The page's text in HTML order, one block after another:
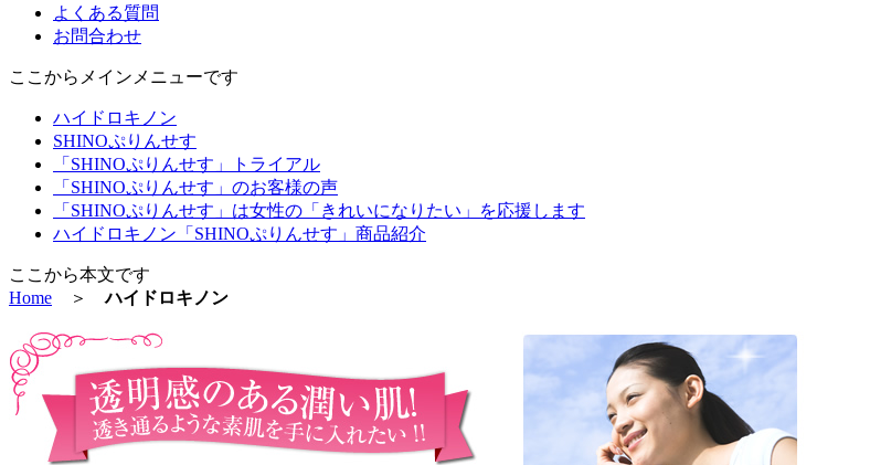
よくある質問
お問合わせ
ここからメインメニューです
ハイドロキノン
SHINOぷりんせす
「SHINOぷりんせす」トライアル
「SHINOぷりんせす」のお客様の声
「SHINOぷりんせす」は女性の「きれいになりたい」を応援します
ハイドロキノン「SHINOぷりんせす」商品紹介
ここから本文です
Home ＞ハイドロキノン